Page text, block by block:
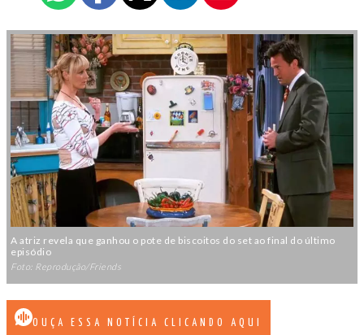
A atriz revela que ganhou o pote de biscoitos do set ao final do último
episódio
Foto: Reprodução/Friends
OUÇA ESSA NOTÍCIA CLICANDO AQUI